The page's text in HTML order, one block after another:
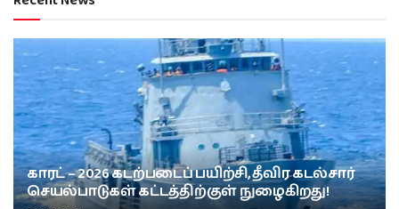
காரட் – 2026 கடற்படைப் பயிற்சி, தீவிர கடல்சார்
செயல்பாடுகள் கட்டத்திற்குள் நுழைகிறது!